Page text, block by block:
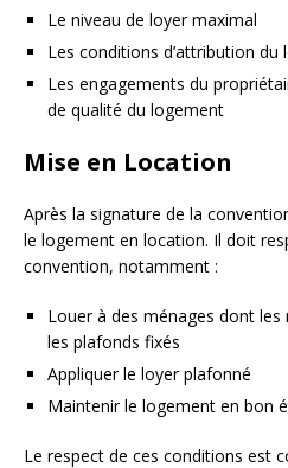
Le niveau de loyer maximal
Les conditions d’attribution du
Les engagements du
de qualité du logement
Mise en Location
Après la signature de la
le logement en location. Il doit
convention, notamment :
Louer à des ménages dont les
les plafonds fixés
Appliquer le loyer plafonné
Maintenir le logement en bon
Le respect de ces conditions est